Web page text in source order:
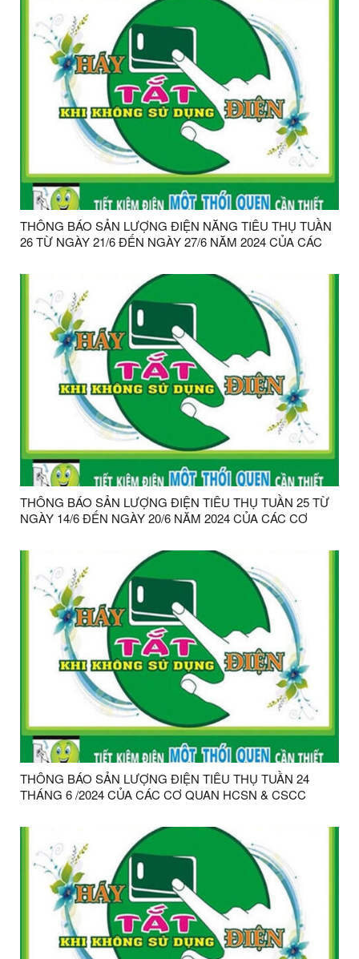
THÔNG BÁO SẢN LƯỢNG ĐIỆN NĂNG TIÊU THỤ TUẦN
26 TỪ NGÀY 21/6 ĐẾN NGÀY 27/6 NĂM 2024 CỦA CÁC
LĂNG TĂNG TRÊN 10% SO VỚI TUẦN TRƯỚC
THÔNG BÁO SẢN LƯỢNG ĐIỆN TIÊU THỤ TUẦN 25 TỪ
NGÀY 14/6 ĐẾN NGÀY 20/6 NĂM 2024 CỦA CÁC CƠ
THÔNG BÁO SẢN LƯỢNG ĐIỆN TIÊU THỤ TUẦN 24
THÁNG 6 /2024 CỦA CÁC CƠ QUAN HCSN & CSCC